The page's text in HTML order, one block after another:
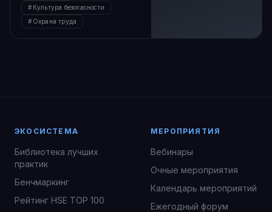
Культура безопасности
Охрана труда
ЭКОСИСТЕМА
Библиотека лучших
практик
Бенчмаркинг
Рейтинг HSE TOP 100
МЕРОПРИЯТИЯ
Вебинары
Очные мероприятия
Календарь мероприятий
Ежегодный форум